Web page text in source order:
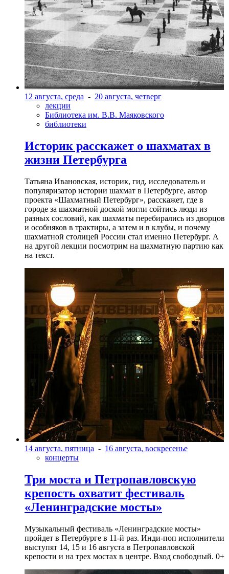
12 августа, среда - 20 августа, четверг
лекции
Библиотека им. В.В. Маяковского
библиотеки
Историк расскажет о шахматах в
жизни Петербурга
Татьяна Ивановская, историк, гид, исследователь и
популяризатор истории шахмат в Петербурге, автор
проекта «Шахматный Петербург», расскажет, где в
городе за шахматной доской могли сойтись люди из
разных сословий, как шахматы перебирались из дворцов
и особняков в трактиры, а затем и в клубы, и почему
шахматной столицей России стал именно Петербург. А
на другой лекции посмотрим на шахматную партию как
на текст.
14 августа, пятница - 16 августа, воскресенье
концерты
Три моста и Петропавловскую
крепость охватит фестиваль
«Ленинградские мосты»
Музыкальный фестиваль «Ленинградские мосты»
пройдет в Петербурге в 11-й раз. Инди-поп исполнители
выступят 14, 15 и 16 августа в Петропавловской
крепости и на трех мостах в центре. Вход свободный. 0+